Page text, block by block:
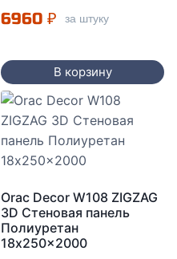
6960 ₽ за штуку
В корзину
Orac Decor W108 ZIGZAG
3D Стеновая панель
Полиуретан
18x250x2000